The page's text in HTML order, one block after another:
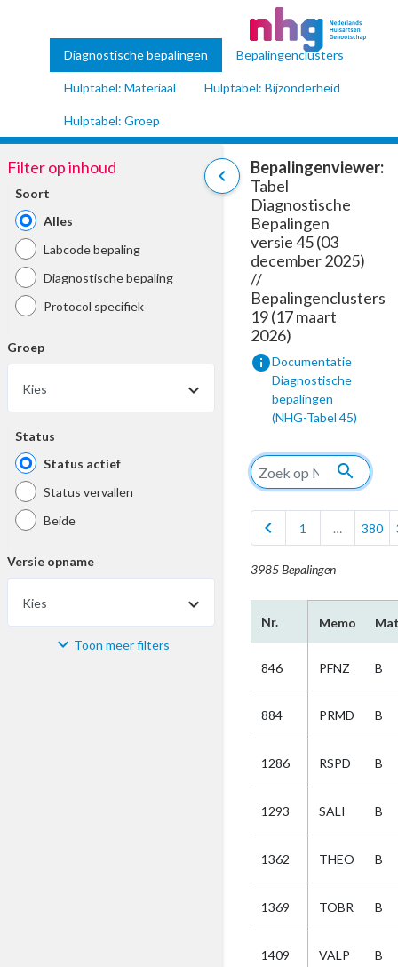
Diagnostische bepalingen Bepalingenclusters
Hulptabel: Materiaal Hulptabel: Bijzonderheid
Hulptabel: Groep
chevron_left
Filter op inhoud
Soort
Alles
Labcode bepaling
Diagnostische bepaling
Protocol specifiek
Groep
Kies
Status
Status actief
Status vervallen
Beide
Versie opname
Kies
Materiaal Toon meer filters
Bepalingenviewer:
Tabel
Diagnostische
Bepalingen
versie 45 (03
december 2025)
//
Bepalingenclusters
19 (17 maart
2026)
infoDocumentatie
Diagnostische
bepalingen
(NHG-Tabel 45)
search
chevron_left 1 … 380
3985 Bepalingen
Nr. Memo
846 PFNZ B
884 PRMD B
1286 RSPD B
1293 SALI B
1362 THEO B
1369 TOBR B
1409 VALP B